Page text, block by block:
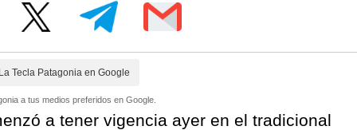
Tecla Patagonia en Google
a tus medios preferidos en Google.
a tener vigencia ayer en el tradicional